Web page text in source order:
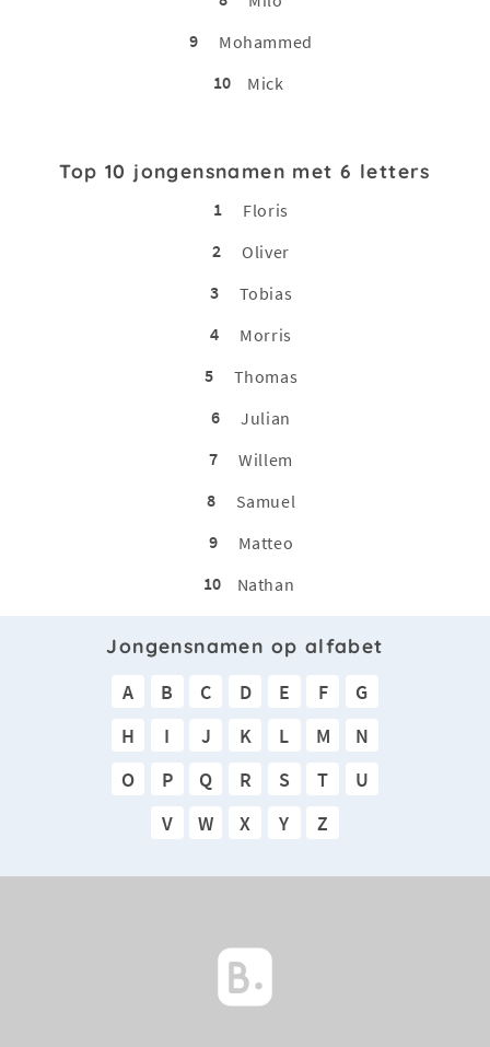
9
Mohammed
10
Mick
Top 10 jongensnamen met 6 letters
1
Floris
2
Oliver
3
Tobias
4
Morris
5
Thomas
6
Julian
7
Willem
8
Samuel
9
Matteo
10
Nathan
Jongensnamen op alfabet
A B C D E F
G
H
I J K L M
N
O
P Q R S T
U
V
W X Y Z